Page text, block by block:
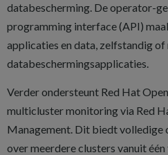
databescherming. De operator-
programming interface (API)
applicaties en data, zelfstandig
databeschermingsapplicaties.
Verder ondersteunt Red Hat
multicluster monitoring via Red
Management. Dit biedt volledige
over meerdere clusters vanuit